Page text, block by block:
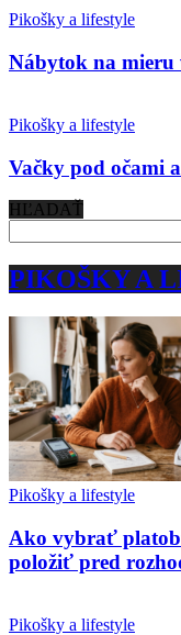
Pikošky a lifestyle
Nábytok na mieru
Pikošky a lifestyle
Vačky pod očami
HĽADAŤ
PIKOŠKY A
Pikošky a lifestyle
Ako vybrať
položiť pred
Pikošky a lifestyle